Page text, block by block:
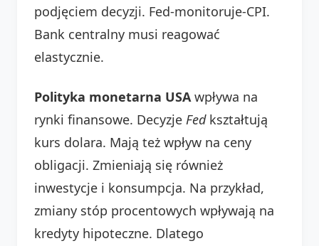
podjęciem decyzji. Fed-monitoruje-CPI.
Bank centralny musi reagować
elastycznie.
Polityka monetarna USA wpływa na
rynki finansowe. Decyzje Fedkształtują
kurs dolara. Mają też wpływ na ceny
obligacji. Zmieniają się również
inwestycje i konsumpcja. Na przykład,
zmiany stóp procentowych wpływają na
kredyty hipoteczne. Dlatego